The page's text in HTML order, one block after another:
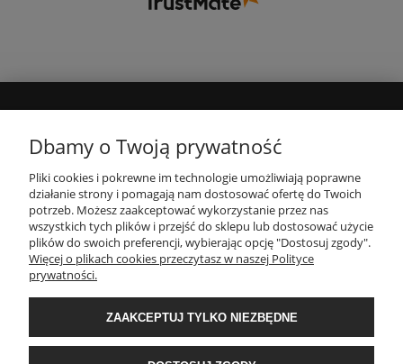
INFORMACJE
PŁATNOŚCI I DOSTAWA
O NAS
POPULARNE KATEGORIE
Dbamy o Twoją prywatność
Pliki cookies i pokrewne im technologie umożliwiają poprawne
działanie strony i pomagają nam dostosować ofertę do Twoich
potrzeb. Możesz zaakceptować wykorzystanie przez nas
wszystkich tych plików i przejść do sklepu lub dostosować użycie
plików do swoich preferencji, wybierając opcję "Dostosuj zgody".
Więcej o plikach cookies przeczytasz w naszej Polityce
prywatności.
ZAAKCEPTUJ TYLKO NIEZBĘDNE